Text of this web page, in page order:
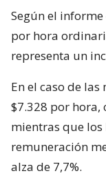
Según el
por hora
representa un
En el caso de
$7.328 por hora,
mientras que
remuneración
alza de 7,7%.